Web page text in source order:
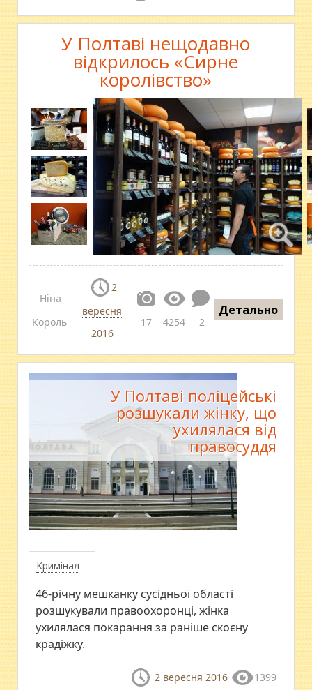
У Полтаві нещодавно
відкрилось «Сирне
королівство»
Ніна
Король
2
вересня
2016
17 4254 2
Детально
Кримінал
У Полтаві поліцейські
розшукали жінку, що
ухилялася від
правосуддя
​46-річну мешканку сусідньої області
розшукували правоохоронці, жінка
ухилялася покарання за раніше скоєну
крадіжку.
2 вересня 2016 1399